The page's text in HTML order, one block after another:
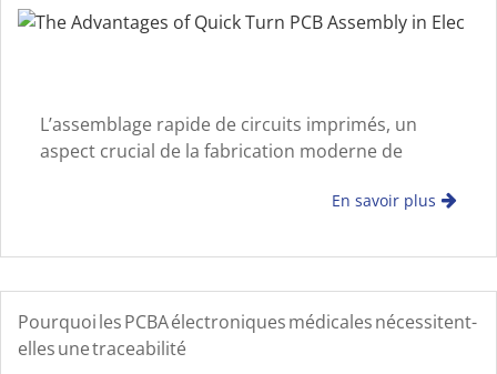
L’assemblage rapide de circuits imprimés, un
aspect crucial de la fabrication moderne de
prototypage rapide et la production d’appareils
En savoir plus
Pourquoi les PCBA électroniques médicales nécessitent-
elles une traceabilité